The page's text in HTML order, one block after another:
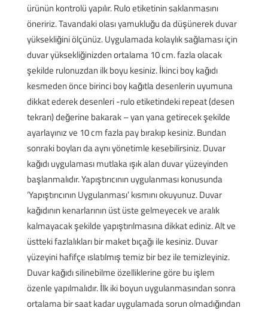
ürünün kontrolü yapılır. Rulo etiketinin saklanmasını
öneririz. Tavandaki olası yamukluğu da düşünerek duvar
yüksekliğini ölçünüz. Uygulamada kolaylık sağlaması için
duvar yüksekliğinizden ortalama 10 cm. fazla olacak
şekilde rulonuzdan ilk boyu kesiniz. İkinci boy kağıdı
kesmeden önce birinci boy kağıtla desenlerin uyumuna
dikkat ederek desenleri -rulo etiketindeki repeat (desen
tekrarı) değerine bakarak – yan yana getirecek şekilde
ayarlayınız ve 10 cm fazla pay bırakıp kesiniz. Bundan
sonraki boyları da aynı yönetimle kesebilirsiniz. Duvar
kağıdı uygulaması mutlaka ışık alan duvar yüzeyinden
başlanmalıdır. Yapıştırıcının uygulanması konusunda
‘Yapıştırıcının Uygulanması’ kısmını okuyunuz. Duvar
kağıdının kenarlarının üst üste gelmeyecek ve aralık
kalmayacak şekilde yapıştırılmasına dikkat ediniz. Alt ve
üstteki fazlalıkları bir maket bıçağı ile kesiniz. Duvar
yüzeyini hafifçe ıslatılmış temiz bir bez ile temizleyiniz.
Duvar kağıdı silinebilme özelliklerine göre bu işlem
özenle yapılmalıdır. İlk iki boyun uygulanmasından sonra
ortalama bir saat kadar uygulamada sorun olmadığından